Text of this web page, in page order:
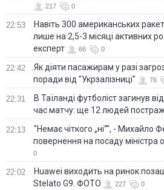
217 0
22:53
Навіть 300 американських
лише на 2,5-3 місяці активних
експерт
66 0
22:42
Як діяти пасажирам у разі
поради від "Укрзалізниці"
76
22:31
В Таїланді футболіст загинув
час матчу: ще 12 людей
22:13
"Немає чіткого „ні“", - Михайло
повернення на посаду міністра
0
22:02
Huawei виходить на ринок
Stelato G9. ФОТО
227 0